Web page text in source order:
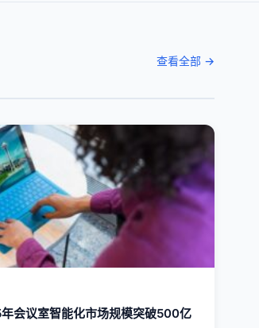
查看全部 →
会议室智能化市场规模突破500亿